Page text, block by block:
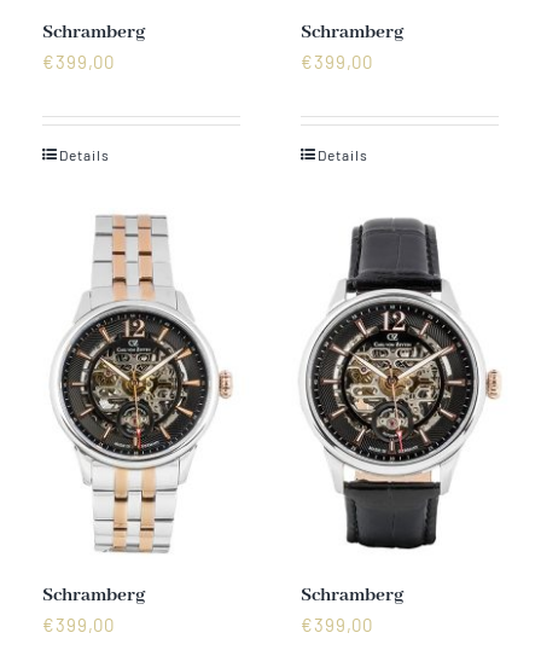
Schramberg
€399,00
Details
Schramberg
€399,00
Details
Schramberg
€399,00
Schramberg
€399,00